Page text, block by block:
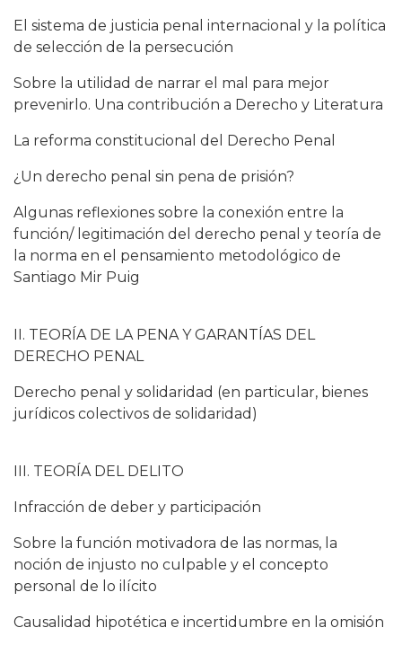
El sistema de justicia penal internacional y la política
de selección de la persecución
Sobre la utilidad de narrar el mal para mejor
prevenirlo. Una contribución a Derecho y Literatura
La reforma constitucional del Derecho Penal
¿Un derecho penal sin pena de prisión?
Algunas reflexiones sobre la conexión entre la
función/ legitimación del derecho penal y teoría de
la norma en el pensamiento metodológico de
Santiago Mir Puig
II. TEORÍA DE LA PENA Y GARANTÍAS DEL
DERECHO PENAL
Derecho penal y solidaridad (en particular, bienes
jurídicos colectivos de solidaridad)
III. TEORÍA DEL DELITO
Infracción de deber y participación
Sobre la función motivadora de las normas, la
noción de injusto no culpable y el concepto
personal de lo ilícito
Causalidad hipotética e incertidumbre en la omisión